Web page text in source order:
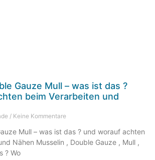
Gauze Mull – was ist das ?
beim Verarbeiten und
Keine Kommentare
Mull – was ist das ? und worauf achten
Nähen Musselin , Double Gauze , Mull ,
? Wo